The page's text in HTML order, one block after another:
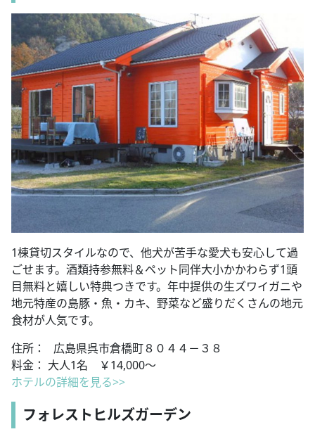
1棟貸切スタイルなので、他犬が苦手な愛犬も安心して過
ごせます。酒類持参無料＆ペット同伴大小かかわらず1頭
目無料と嬉しい特典つきです。年中提供の生ズワイガニや
地元特産の島豚・魚・カキ、野菜など盛りだくさんの地元
食材が人気です。
住所： 広島県呉市倉橋町８０４４－３８
料金： 大人1名 ￥14,000～
ホテルの詳細を見る>>
フォレストヒルズガーデン